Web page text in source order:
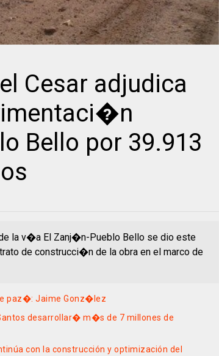
Cesar adjudica
Bello por 39.913
la v�a El Zanj�n-Pueblo Bello se dio este
de construcci�n de la obra en el marco de
paz�: Jaime Gonz�lez
desarrollar� m�s de 7 millones de
con la construcción y optimización del